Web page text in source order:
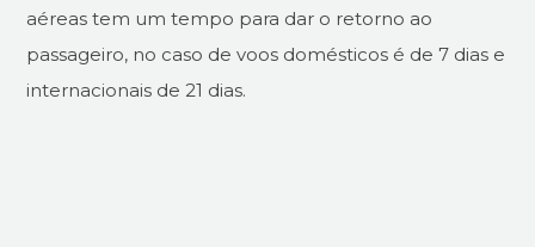
aéreas tem um tempo para dar o retorno ao
passageiro, no caso de voos domésticos é de 7 dias e
internacionais de 21 dias.